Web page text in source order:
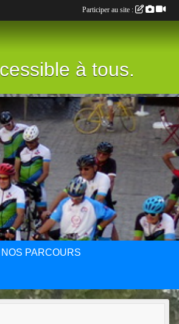
à tous.
NOS PARCOURS
Participer au site :